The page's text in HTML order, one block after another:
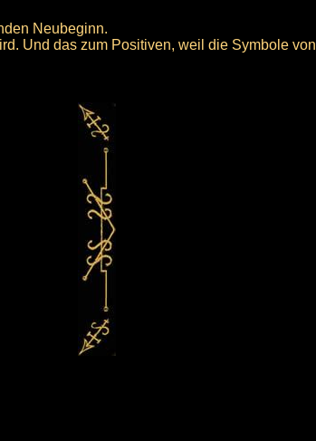
Neubeginn.
Und das zum Positiven, weil die Symbole von